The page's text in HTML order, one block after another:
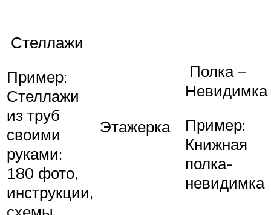
Стеллажи
Пример:
Стеллажи
из труб
своими
руками:
180 фото,
инструкции,
Этажерка
Полка –
Невидимка
Пример:
Книжная
полка-
невидимка